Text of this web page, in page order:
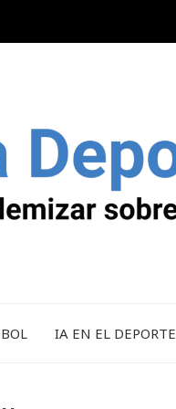
IA EN EL DEPORTE